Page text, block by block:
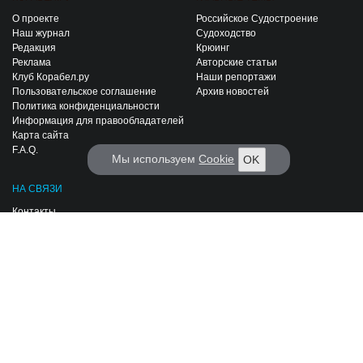
О проекте
Наш журнал
Редакция
Реклама
Клуб Корабел.ру
Пользовательское соглашение
Политика конфиденциальности
Информация для правообладателей
Карта сайта
F.A.Q.
Российское Судостроение
Судоходство
Крюинг
Авторские статьи
Наши репортажи
Архив новостей
НА СВЯЗИ
Контакты
Мы используемCookie OK